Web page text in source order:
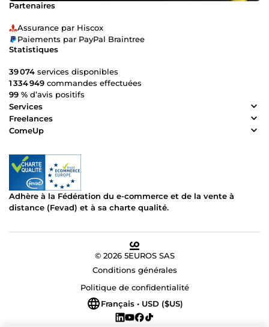
Partenaires
Assurance par Hiscox
Paiements par PayPal Braintree
Statistiques
39 074 services disponibles
1 334 949 commandes effectuées
99 % d’avis positifs
Services
Freelances
ComeUp
Adhère à la Fédération du e-commerce et de la vente à
distance (Fevad) et à sa charte qualité.
© 2026 5EUROS SAS
Conditions générales
Politique de confidentialité
Français • USD ($US)